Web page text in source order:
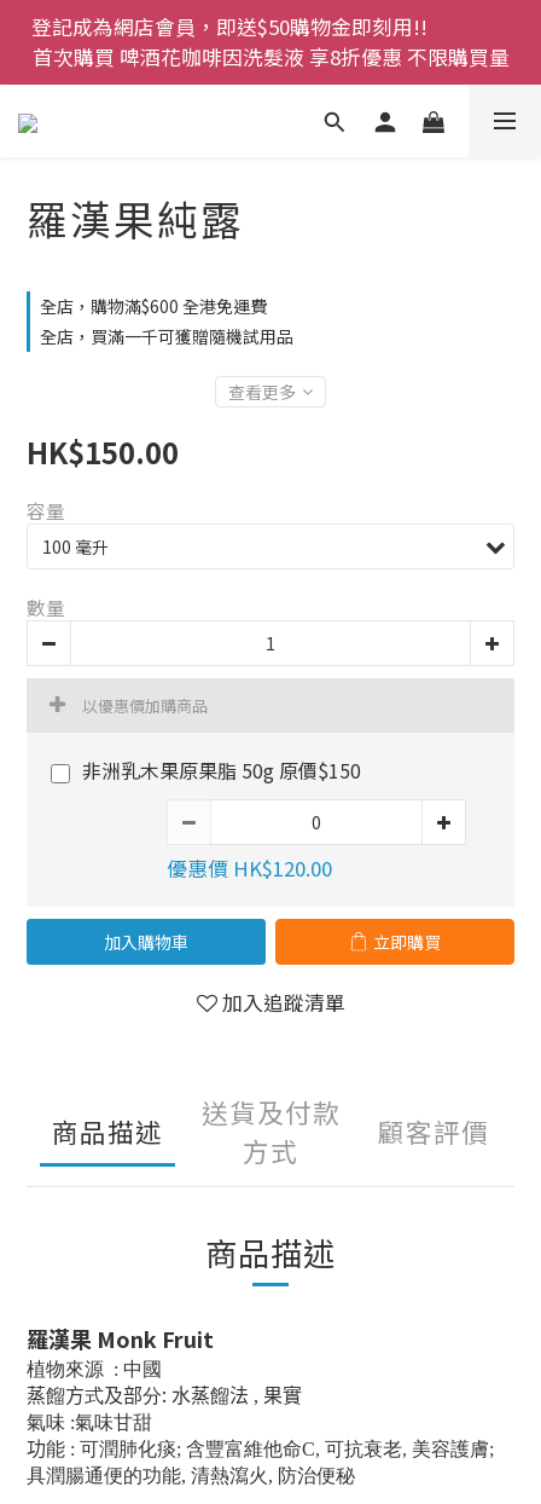
登記成為網店會員，即送$50購物金即刻用!!
首次購買 啤酒花咖啡因洗髮液 享8折優惠 不限購買量
登記成為網店會員，即送$50購物金即刻用!!
首次購買 啤酒花咖啡因洗髮液 享8折優惠 不限購買量
網店會員一年內累積消費 $4500 即刻變身 VIP 全年正
價貨 85 折，幫朋友買大家一齊抵 !!
今期優惠!! 濕疹救星 濕疹專用噴霧 買一枝送一件 50克
裝 濕疹舒敏膏   幼兒適用
首次購買 啤酒花咖啡因洗髮液 享8折優惠 不限購買量
羅漢果純露
全店，購物滿$600 全港免運費
全店，買滿一千可獲贈隨機試用品
查看更多
HK$150.00
容量
數量
以優惠價加購商品
非洲乳木果原果脂 50g 原價$150
優惠價 HK$120.00
加入購物車 立即購買
加入追蹤清單
商品描述
送貨及付款
方式
顧客評價
商品描述
羅漢果 Monk Fruit
植物來源 : 中國
蒸餾方式及部分: 水蒸餾法 , 果實
氣味 :氣味甘甜
功能 : 可潤肺化痰; 含豐富維他命C, 可抗衰老, 美容護膚;
具潤腸通便的功能, 清熱瀉火, 防治便秘